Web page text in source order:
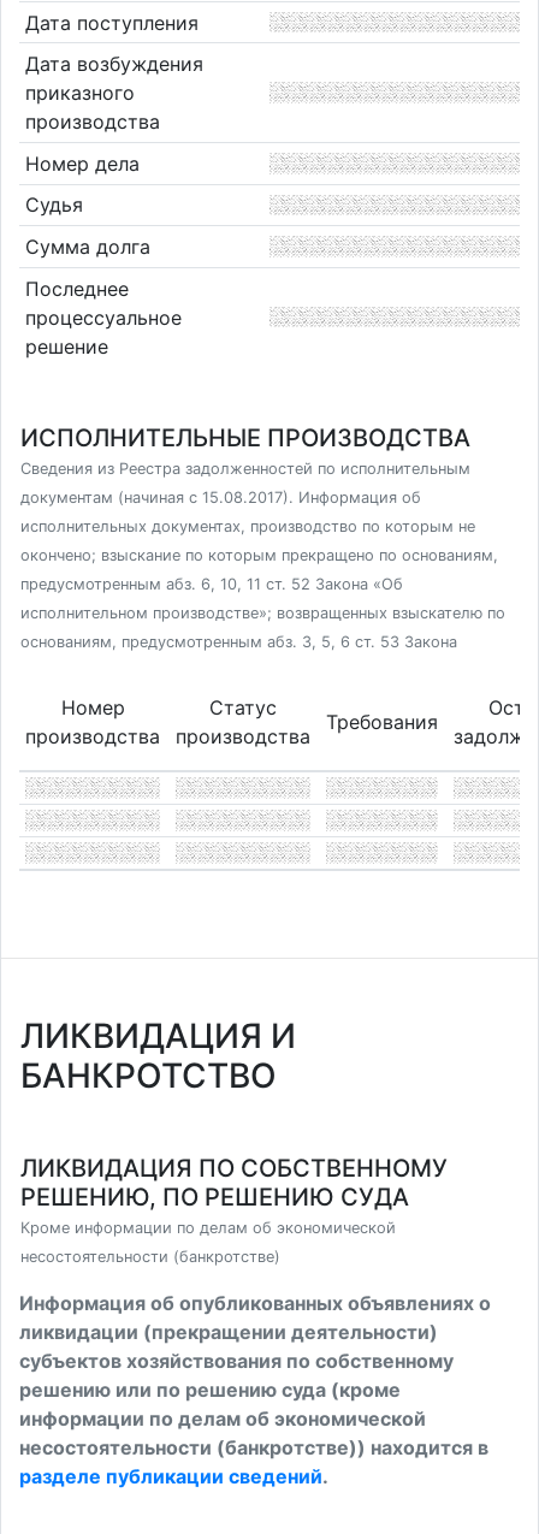
Дата поступления
Дата возбуждения
приказного
производства
Номер дела
Судья
Сумма долга
Последнее
процессуальное
решение
ИСПОЛНИТЕЛЬНЫЕ ПРОИЗВОДСТВА
Сведения из Реестра задолженностей по исполнительным
документам (начиная с 15.08.2017). Информация об
исполнительных документах, производство по которым не
окончено; взыскание по которым прекращено по основаниям,
предусмотренным абз. 6, 10, 11 ст. 52 Закона «Об
исполнительном производстве»; возвращенных взыскателю по
основаниям, предусмотренным абз. 3, 5, 6 ст. 53 Закона
Номер
производства
Статус
производства
Требования
ЛИКВИДАЦИЯ И
БАНКРОТСТВО
ЛИКВИДАЦИЯ ПО СОБСТВЕННОМУ
РЕШЕНИЮ, ПО РЕШЕНИЮ СУДА
Кроме информации по делам об экономической
несостоятельности (банкротстве)
Информация об опубликованных объявлениях о
ликвидации (прекращении деятельности)
субъектов хозяйствования по собственному
решению или по решению суда (кроме
информации по делам об экономической
несостоятельности (банкротстве)) находится в
разделе публикации сведений.